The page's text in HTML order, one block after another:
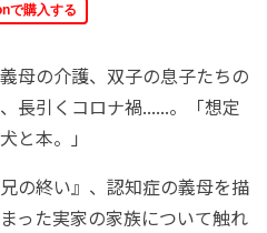
で購入する
母の介護、双子の息子たちの
長引くコロナ禍......。「想定
と本。」
の終い』、認知症の義母を描
った実家の家族について触れ